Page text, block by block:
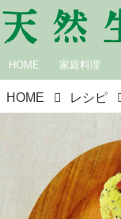
HOME 家庭料理
HOME レシピ